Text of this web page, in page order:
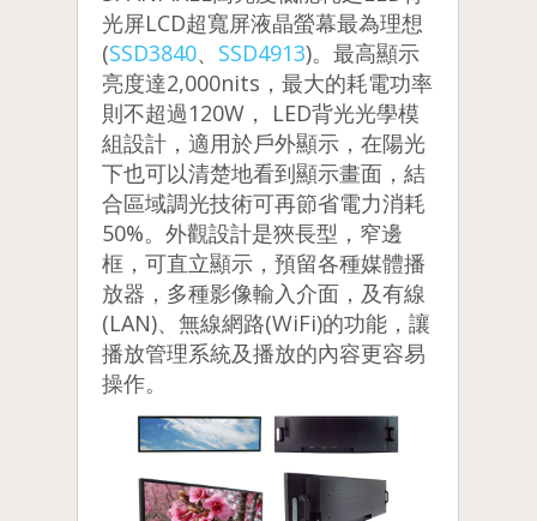
光屏LCD超寬屏液晶螢幕最為理想
(SSD3840、 SSD4913)。最高顯示
亮度達2,000nits，最大的耗電功率
則不超過120W， LED背光光學模
組設計，適用於戶外顯示，在陽光
下也可以清楚地看到顯示畫面，結
合區域調光技術可再節省電力消耗
50%。外觀設計是狹長型，窄邊
框，可直立顯示，預留各種媒體播
放器，多種影像輸入介面，及有線
(LAN)、無線網路(WiFi)的功能，讓
播放管理系統及播放的內容更容易
操作。